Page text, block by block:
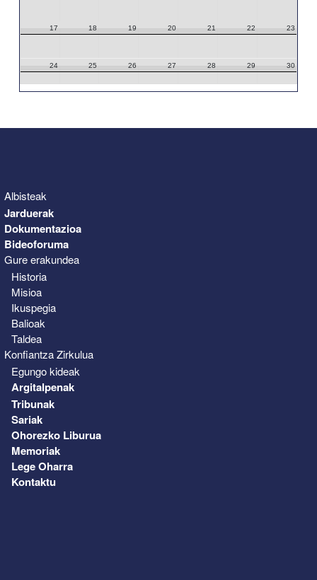
17 18 19 20 21 22 23
24 25 26 27 28 29 30
Albisteak
Jarduerak
Dokumentazioa
Bideoforuma
Gure erakundea
Historia
Misioa
Ikuspegia
Balioak
Taldea
Konfiantza Zirkulua
Egungo kideak
Argitalpenak
Tribunak
Sariak
Ohorezko Liburua
Memoriak
Lege Oharra
Kontaktu